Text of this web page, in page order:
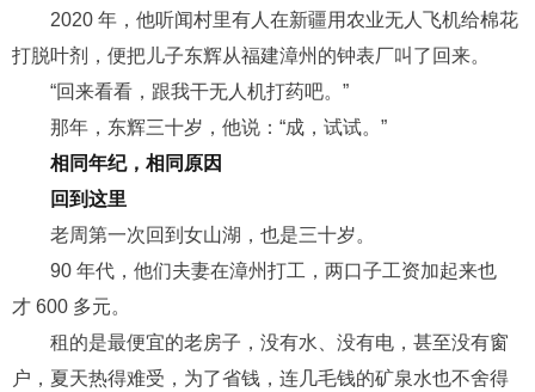
2020 年，他听闻村里有人在新疆用农业无人飞机给棉花
打脱叶剂，便把儿子东辉从福建漳州的钟表厂叫了回来。
“回来看看，跟我干无人机打药吧。”
那年，东辉三十岁，他说 ： “成，试试。”
相同年纪，相同原因
回到这里
老周第一次回到女山湖，也是三十岁。
90 年代，他们夫妻在漳州打工，两口子工资加起来也
才 600 多元。
租的是最便宜的老房子，没有水、没有电，甚至没有窗
户，夏天热得难受，为了省钱，连几毛钱的矿泉水也不舍得